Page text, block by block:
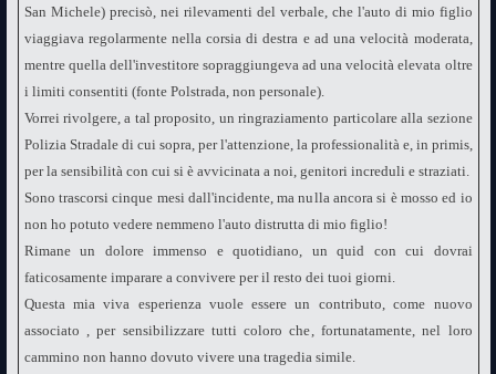
San Michele) precisò, nei rilevamenti del verbale, che l'auto di mio figlio
viaggiava regolarmente nella corsia di destra e ad una velocità moderata,
mentre quella dell'investitore sopraggiungeva ad una velocità elevata oltre
i limiti consentiti (fonte Polstrada, non personale).
Vorrei rivolgere, a tal proposito, un ringraziamento particolare alla sezione
Polizia Stradale di cui sopra, per l'attenzione, la professionalità e, in primis,
per la sensibilità con cui si è avvicinata a noi, genitori increduli e straziati.
Sono trascorsi cinque mesi dall'incidente, ma nulla ancora si è mosso ed io
non ho potuto vedere nemmeno l'auto distrutta di mio figlio!
Rimane un dolore immenso e quotidiano, un quid con cui dovrai
faticosamente imparare a convivere per il resto dei tuoi giorni.
Questa mia viva esperienza vuole essere un contributo, come nuovo
associato , per sensibilizzare tutti coloro che, fortunatamente, nel loro
cammino non hanno dovuto vivere una tragedia simile.